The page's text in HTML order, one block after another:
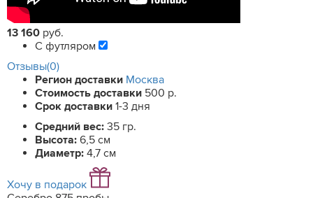
13 160 руб.
С футляром
Отзывы(0)
Регион доставки Москва
Стоимость доставки 500 р.
Срок доставки 1-3 дня
Средний вес: 35 гр.
Высота: 6,5 см
Диаметр: 4,7 см
Хочу в подарок